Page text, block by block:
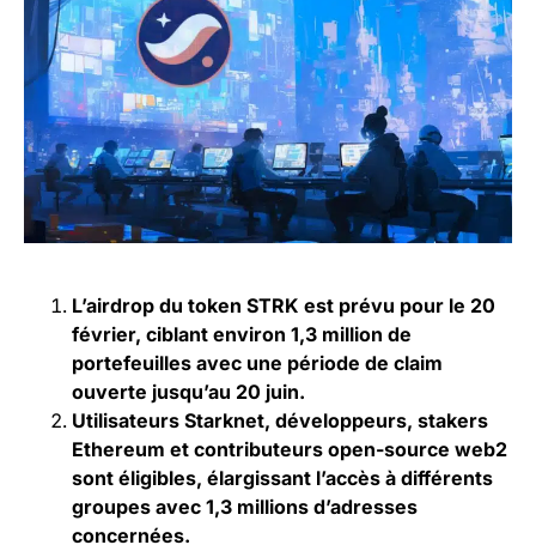
L’airdrop du token STRK est prévu pour le 20
février, ciblant environ 1,3 million de
portefeuilles avec une période de claim
ouverte jusqu’au 20 juin.
Utilisateurs Starknet, développeurs, stakers
Ethereum et contributeurs open-source web2
sont éligibles, élargissant l’accès à différents
groupes avec 1,3 millions d’adresses
concernées.